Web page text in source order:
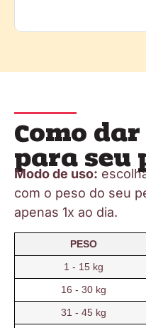
Como dar
para seu
Modo de uso:
com o peso do seu
apenas 1x ao dia.
PESO
1 - 15 kg
16 - 30 kg
31 - 45 kg